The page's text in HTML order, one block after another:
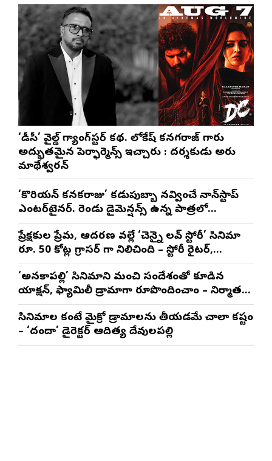
‘డీసీ’ వైల్డ్ గ్యాంగ్‌స్టర్ కథ. లోకేష్ కనగరాజ్ గారు
అద్భుతమైన పెర్ఫార్మెన్స్ ఇచ్చారు : దర్శకుడు అరుణ్
మాథేశ్వరన్
‘కొరియన్ కనకరాజు’ కడుపుబ్బా నవ్వించే నాన్‌స్టాప్
ఎంటర్‌టైనర్. రెండు డైమెన్షన్స్ ఉన్న పాత్రలో
నటించడం చాలా సంతృప్తినిచ్చింది : వరుణ్ తేజ్
ప్రేక్షకుల ప్రేమ, ఆదరణ వల్లే ‘చెన్నై లవ్ స్టోరీ’ సినిమా
రూ. 50 కోట్ల గ్రాసర్ గా నిలిచింది – స్టోరీ రైటర్,
ప్రొడ్యూసర్ సాయి రాజేష్
‘అనకాపల్లి’ సినిమాని మంచి సందేశంతో కూడిన
యాక్షన్, ఫ్యామిలీ డ్రామాగా రూపొందించాం – నిర్మాతలు
త్రినాథరావు నక్కిన, కాండ్రేగుల నాయుడు
సినిమాల కంటే మైక్రో డ్రామాలను తీయడమే చాలా కష్టం
– ‘దందా’ డైరెక్ట‌ర్ ఆదిత్య దేవులపల్లి